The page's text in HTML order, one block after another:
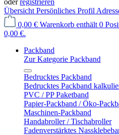
oderregistrieren
Übersicht Persönliches Profil
0,00 € Warenkorb enthält 0
0,00 €.
Packband
Zur Kategorie Packband
Bedrucktes Packband
Bedrucktes Packband
PVC / PP Paketband
Papier-Packband / Öko-
Maschinen-Packband
Handabroller / Tischabroller
Fadenverstärktes